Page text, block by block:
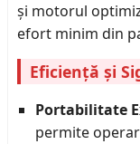
și motorul
efort minim din
Eficiență și
Portabilitate
permite